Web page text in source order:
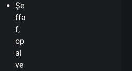
Şe
ffa
f,
op
al
ve